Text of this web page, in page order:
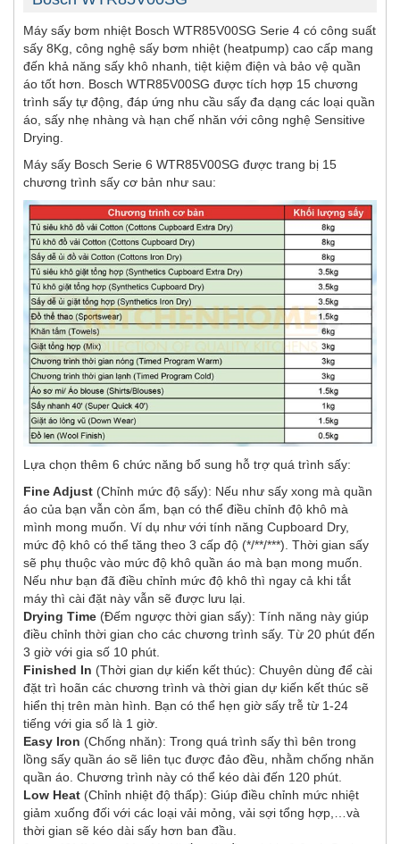
Máy sấy bơm nhiệt Bosch WTR85V00SG Serie 4 có công suất
sấy 8Kg, công nghệ sấy bơm nhiệt (heatpump) cao cấp mang
đến khả năng sấy khô nhanh, tiệt kiệm điện và bảo vệ quần
áo tốt hơn. Bosch WTR85V00SG được tích hợp 15 chương
trình sấy tự động, đáp ứng nhu cầu sấy đa dạng các loại quần
áo, sấy nhẹ nhàng và hạn chế nhăn với công nghệ Sensitive
Drying.
Máy sấy Bosch Serie 6 WTR85V00SG được trang bị 15
chương trình sấy cơ bản như sau:
Lựa chọn thêm 6 chức năng bổ sung hỗ trợ quá trình sấy:
Fine Adjust (Chỉnh mức độ sấy): Nếu như sấy xong mà quần
áo của bạn vẫn còn ẩm, bạn có thể điều chỉnh độ khô mà
mình mong muốn. Ví dụ như với tính năng Cupboard Dry,
mức độ khô có thể tăng theo 3 cấp độ (*/**/***). Thời gian sấy
sẽ phụ thuộc vào mức độ khô quần áo mà bạn mong muốn.
Nếu như bạn đã điều chỉnh mức độ khô thì ngay cả khi tắt
máy thì cài đặt này vẫn sẽ được lưu lại.
Drying Time (Đếm ngược thời gian sấy): Tính năng này giúp
điều chỉnh thời gian cho các chương trình sấy. Từ 20 phút đến
3 giờ với gia số 10 phút.
Finished In (Thời gian dự kiến kết thúc): Chuyên dùng để cài
đặt trì hoãn các chương trình và thời gian dự kiến kết thúc sẽ
hiển thị trên màn hình. Bạn có thể hẹn giờ sấy trễ từ 1-24
tiếng với gia số là 1 giờ.
Easy Iron (Chống nhăn): Trong quá trình sấy thì bên trong
lồng sấy quần áo sẽ liên tục được đảo đều, nhằm chống nhăn
quần áo. Chương trình này có thể kéo dài đến 120 phút.
Low Heat (Chỉnh nhiệt độ thấp): Giúp điều chỉnh mức nhiệt
giảm xuống đối với các loại vải mỏng, vải sợi tổng hợp,…và
thời gian sẽ kéo dài sấy hơn ban đầu.